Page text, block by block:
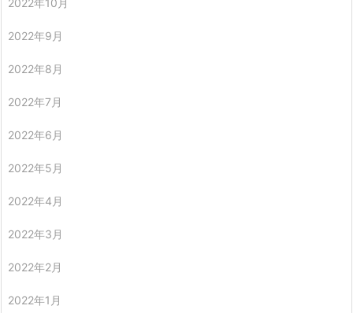
2022年9月
2022年8月
2022年7月
2022年6月
2022年5月
2022年4月
2022年3月
2022年2月
2022年1月